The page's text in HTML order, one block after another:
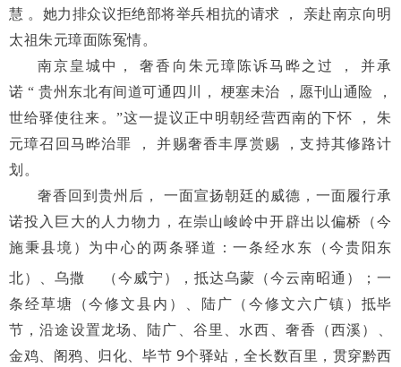
慧 。她力排众议拒绝部将举兵相抗的请求 ，
亲赴南京向明
太祖朱元璋面陈冤情。
南京皇城中
， 奢香向朱元璋 陈诉马晔之过 ，
并承
诺 “ 贵州东北有间道可通四川 ， 梗塞未治 ， 愿刊山通险
，
世给驿使往来。 ”这一提议正中明朝经营西南的下怀 ，
朱
元璋召回马晔治罪
， 并赐奢香丰厚赏赐
，支持其修路计
划。
奢香回到贵州后 ， 一面宣扬朝廷的威德 ，一面履行承
诺投入 巨大的人力物力 ，在崇山峻岭中开辟出以偏桥（今
施秉县境） 为 中心的两条驿道 ：一条经水 东（今贵阳东
北）、乌撒 （今威宁 ），抵达乌蒙（今云南昭通 ）； 一
条经草塘（今修文县内）、
陆 广（今修文六广镇） 抵毕
节 ，沿途设置龙场 陆广 谷里 水西 、奢香（西溪）、
金鸡 、阁鸦 归化 、毕节 9个驿站 ，全长数百里 ，贯穿黔西